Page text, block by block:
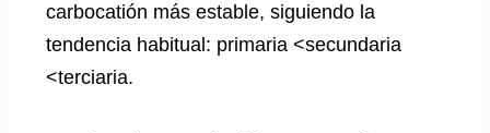
carbocatión más estable, siguiendo la
tendencia habitual: primaria <secundaria
<terciaria.